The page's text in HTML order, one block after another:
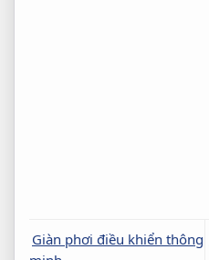
Giàn phơi điều khiển thông